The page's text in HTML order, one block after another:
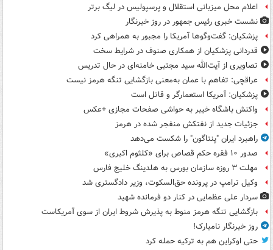
اعلام محل میزبانی استقلال و پرسپولیس در لیگ برتر
نشست خبری رئیس جمهور در روز خبرنگار
پزشکیان: گفت‌وگوها آمریکا را مجبور به همراهی کرد
قدردانی پزشکیان از همکاری صنوف در شرایط سخت
تصاویری از آیت‌الله سید مجتبی خامنه‌ای در حال تدریس
عراقچی: تفاهم با عمان به‌معنی بازگشایی تنگه هرمز نیست
پزشکیان: آمریکا استعمارگر و قاتل است
واکنش باشگاه خیبر به حواشی صفحات مجازی +عکس
جزئیات جدید از نفتکش منفجر شده در هرمز
راهبرد ایران "پنتاگون" را شکست می‌دهد
صدور ۱۰ فقره حکم قصاص برای «کلثوم اکبری»
مهلت ۳ روزه سازمان بورس به هلدینگ خلیج فارس
وکیل ترامپ در پرونده حق‌السکوت، وزیر دادگستری شد
سردار علی عظمایی در کنار دو فرمانده شهید
بازگشایی تنگه هرمز منوط به پذیرش شروط ایران از سوی آمریکاست
روز خبرنگار نامبارک!
حتی اوکراین هم به ترکیه حمله کرد